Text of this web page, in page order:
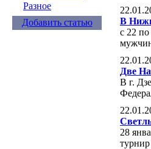
Разное
Добавить статью
В
с 22
Две
В г.
28